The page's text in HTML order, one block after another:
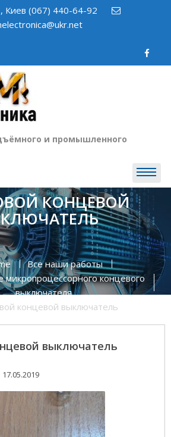
Киев (067) 440-64-92
и промышленного
КОНЦЕВОЙ
Все наши работы
микропроцессорного концевого
выключателя
концевой выключатель
выключатель
17.05.2019